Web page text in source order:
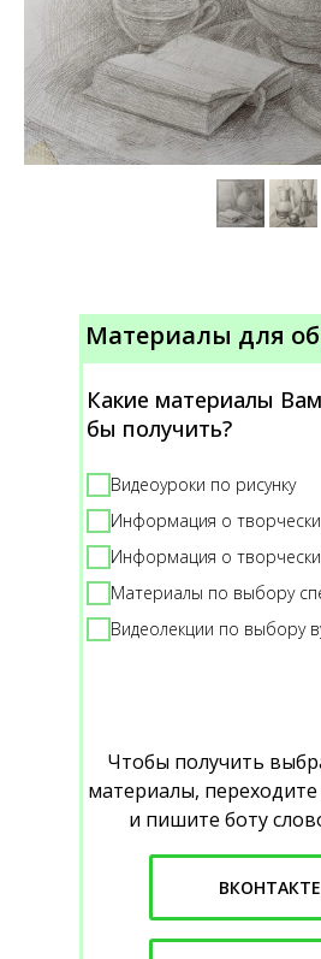
Какие материалы
бы получить?
Видеоуроки по рисунку
Информация о
Информация о
Материалы по выбору
Видеолекции по выбору
Чтобы получить
материалы,
и пишите боту
ВКОНТАКТЕ
Материалы для